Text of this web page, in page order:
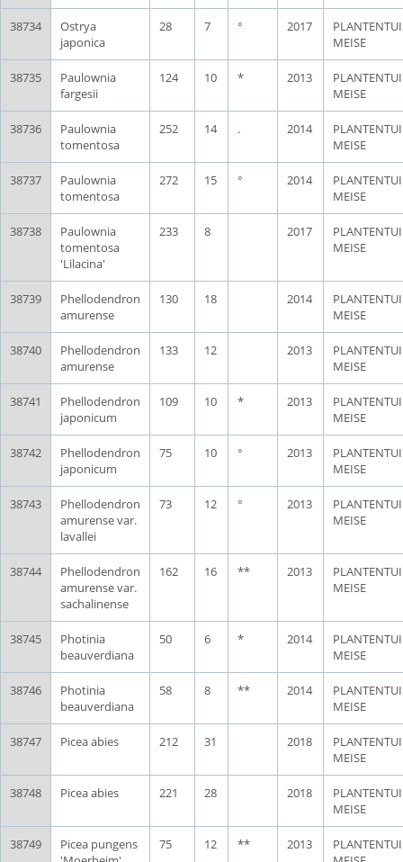
38734
Ostrya
japonica
28 7 ° 2017
MEISE
38735
Paulownia
fargesii
124 10 * 2013
MEISE
38736
Paulownia
tomentosa
252 14 . 2014
MEISE
38737
Paulownia
tomentosa
272 15 ° 2014
MEISE
38738
Paulownia
tomentosa
'Lilacina'
233 8 2017
MEISE
38739
Phellodendron
amurense
130 18 2014
MEISE
38740
Phellodendron
amurense
133 12 2013
MEISE
38741
Phellodendron
japonicum
109 10 * 2013
MEISE
38742
Phellodendron
japonicum
75 10 ° 2013
MEISE
38743
Phellodendron
amurense var.
lavallei
73 12 ° 2013
MEISE
38744
Phellodendron
amurense var.
sachalinense
162 16 ** 2013
MEISE
38745
Photinia
beauverdiana
50 6 * 2014
MEISE
38746
Photinia
beauverdiana
58 8 ** 2014
MEISE
38747 Picea abies 212 31 2018
MEISE
38748 Picea abies 221 28 2018
MEISE
38749
Picea pungens
75 12 ** 2013